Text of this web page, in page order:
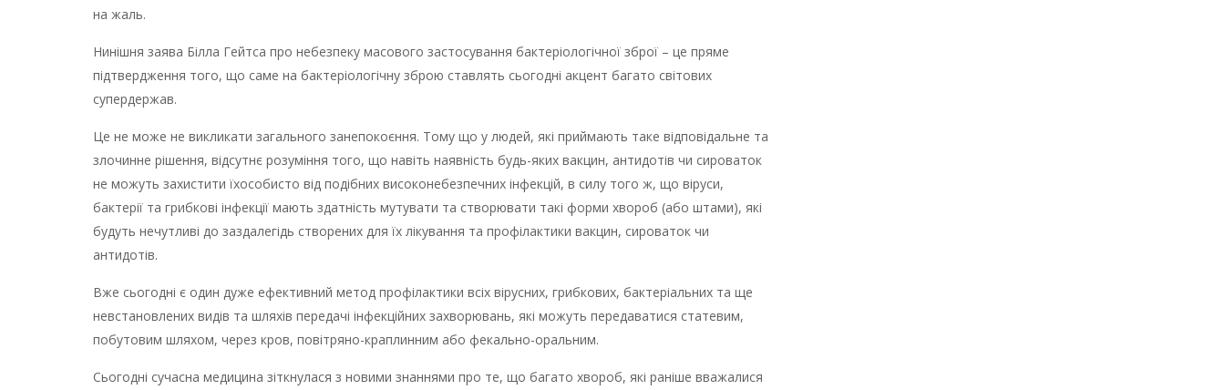
на жаль.
Нинішня заява Білла Гейтса про небезпеку масового застосування бактеріологічної зброї – це пряме
підтвердження того, що саме на бактеріологічну зброю ставлять сьогодні акцент багато світових
супердержав.
Це не може не викликати загального занепокоєння. Тому що у людей, які приймають таке відповідальне та
злочинне рішення, відсутнє розуміння того, що навіть наявність будь-яких вакцин, антидотів чи сироваток
не можуть захистити їхособисто від подібних високонебезпечних інфекцій, в силу того ж, що віруси,
бактерії та грибкові інфекції мають здатність мутувати та створювати такі форми хвороб (або штами), які
будуть нечутливі до заздалегідь створених для їх лікування та профілактики вакцин, сироваток чи
антидотів.
Вже сьогодні є один дуже ефективний метод профілактики всіх вірусних, грибкових, бактеріальних та ще
невстановлених видів та шляхів передачі інфекційних захворювань, які можуть передаватися статевим,
побутовим шляхом, через кров, повітряно-краплинним або фекально-оральним.
Сьогодні сучасна медицина зіткнулася з новими знаннями про те, що багато хвороб, які раніше вважалися